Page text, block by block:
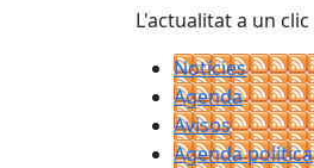
L'actualitat a un clic
Notícies
Agenda
Avisos
Agenda política